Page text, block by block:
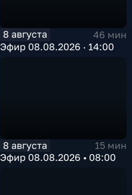
8 августа
46 мин
Эфир 08.08.2026 · 14:00
8 августа
15 мин
Эфир 08.08.2026 • 08:00